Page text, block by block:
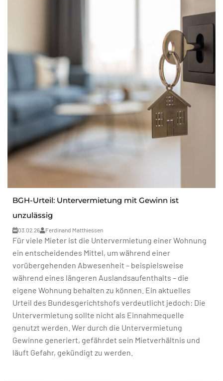
BGH-Urteil: Untervermietung mit Gewinn ist
unzulässig
03.02.26 Ferdinand Matthiessen
Für viele Mieter ist die Untervermietung einer Wohnung
ein entscheidendes Mittel, um während einer
vorübergehenden Abwesenheit – beispielsweise
während eines längeren Auslandsaufenthalts – die
eigene Wohnung behalten zu können. Ein aktuelles
Urteil des Bundesgerichtshofs verdeutlicht jedoch: Die
Untervermietung sollte nicht als Einnahmequelle
genutzt werden. Wer durch die Untervermietung
Gewinne generiert, gefährdet sein Mietverhältnis und
läuft Gefahr, gekündigt zu werden.